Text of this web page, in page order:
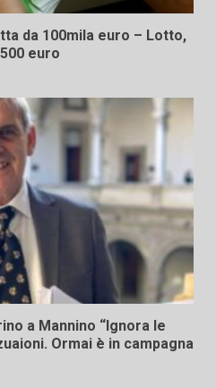
da 100mila euro – Lotto,
euro
a Mannino “Ignora le
Ormai è in campagna